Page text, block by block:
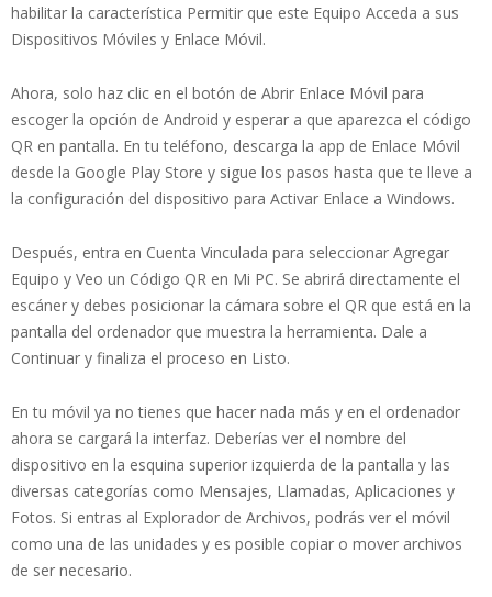
habilitar la característica Permitir que este Equipo Acceda a sus
Dispositivos Móviles y Enlace Móvil.
Ahora, solo haz clic en el botón de Abrir Enlace Móvil para
escoger la opción de Android y esperar a que aparezca el código
QR en pantalla. En tu teléfono, descarga la app de Enlace Móvil
desde la Google Play Store y sigue los pasos hasta que te lleve a
la configuración del dispositivo para Activar Enlace a Windows.
Después, entra en Cuenta Vinculada para seleccionar Agregar
Equipo y Veo un Código QR en Mi PC. Se abrirá directamente el
escáner y debes posicionar la cámara sobre el QR que está en la
pantalla del ordenador que muestra la herramienta. Dale a
Continuar y finaliza el proceso en Listo.
En tu móvil ya no tienes que hacer nada más y en el ordenador
ahora se cargará la interfaz. Deberías ver el nombre del
dispositivo en la esquina superior izquierda de la pantalla y las
diversas categorías como Mensajes, Llamadas, Aplicaciones y
Fotos. Si entras al Explorador de Archivos, podrás ver el móvil
como una de las unidades y es posible copiar o mover archivos
de ser necesario.